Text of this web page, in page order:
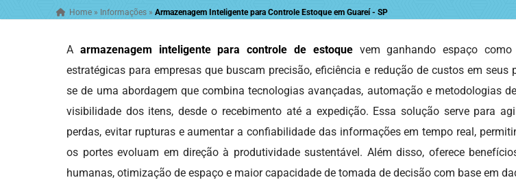
Home » Informações »Armazenagem Inteligente para Controle Estoque em Guareí - SP
A armazenagem inteligente para controle de estoquevem ganhando espaço
estratégicas para empresas que buscam precisão, eficiência e redução de custos em seus
se de uma abordagem que combina tecnologias avançadas, automação e metodologias
visibilidade dos itens, desde o recebimento até a expedição. Essa solução serve para
perdas, evitar rupturas e aumentar a confiabilidade das informações em tempo real,
os portes evoluam em direção à produtividade sustentável. Além disso, oferece
humanas, otimização de espaço e maior capacidade de tomada de decisão com base em